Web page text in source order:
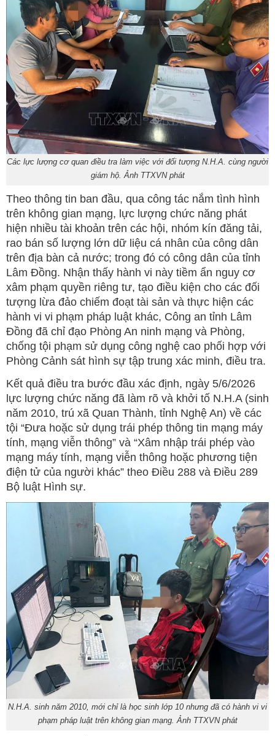
Các lực lượng cơ quan điều tra làm việc với đối tượng N.H.A. cùng người
giám hộ. Ảnh TTXVN phát
Theo thông tin ban đầu, qua công tác nắm tình hình
trên không gian mạng, lực lượng chức năng phát
hiện nhiều tài khoản trên các hội, nhóm kín đăng tải,
rao bán số lượng lớn dữ liệu cá nhân của công dân
trên địa bàn cả nước; trong đó có công dân của tỉnh
Lâm Đồng. Nhận thấy hành vi này tiềm ẩn nguy cơ
xâm phạm quyền riêng tư, tạo điều kiện cho các đối
tượng lừa đảo chiếm đoạt tài sản và thực hiện các
hành vi vi phạm pháp luật khác, Công an tỉnh Lâm
Đồng đã chỉ đạo Phòng An ninh mạng và Phòng,
chống tội phạm sử dụng công nghệ cao phối hợp với
Phòng Cảnh sát hình sự tập trung xác minh, điều tra.
Kết quả điều tra bước đầu xác định, ngày 5/6/2026
lực lượng chức năng đã làm rõ và khởi tố N.H.A (sinh
năm 2010, trú xã Quan Thành, tỉnh Nghệ An) về các
tội “Đưa hoặc sử dụng trái phép thông tin mạng máy
tính, mạng viễn thông” và “Xâm nhập trái phép vào
mạng máy tính, mạng viễn thông hoặc phương tiện
điện tử của người khác” theo Điều 288 và Điều 289
Bộ luật Hình sự.
N.H.A. sinh năm 2010, mới chỉ là học sinh lớp 10 nhưng đã có hành vi vi
phạm pháp luật trên không gian mạng. Ảnh TTXVN phát